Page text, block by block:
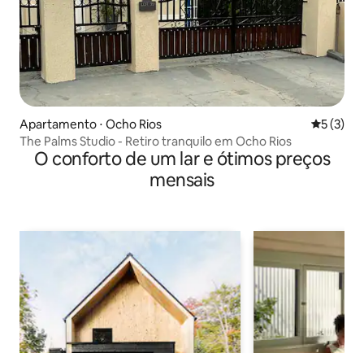
Apartamento ⋅ Ocho Rios 5 de
5 (3)
The Palms Studio - Retiro tranquilo em Ocho Rios
O conforto de um lar e ótimos preços
mensais